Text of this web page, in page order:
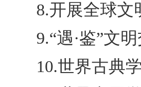
8.开展全球文
9.“遇·鉴”文
10.世界古典